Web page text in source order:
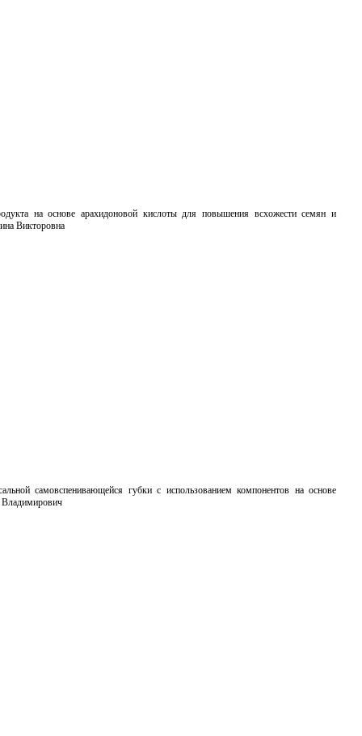
на основе арахидоновой кислоты для повышения всхожести семян и
Викторовна
самовспенивающейся губки с использованием компонентов на основе
Владимирович